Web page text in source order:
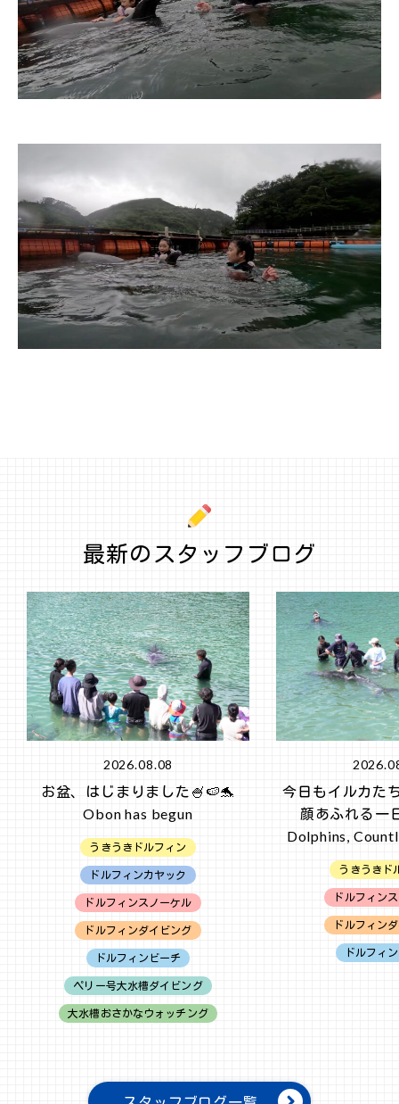
最新のスタッフブログ
2026.08.08
お盆、はじまりました🍧🍉🐬
Obon has begun
うきうきドルフィン
ドルフィンカヤック
ドルフィンスノーケル
ドルフィンダイビング
ドルフィンビーチ
ペリー号大水槽ダイビング
大水槽おさかなウォッチング
今日もイルカた
顔あふれる
Dolphins,
うきうきド
ドルフィン
ドルフィン
ドルフィ